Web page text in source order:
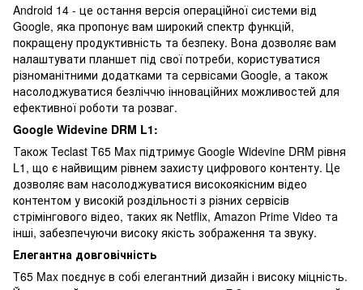
Android 14 - це остання версія операційної системи від
Google, яка пропонує вам широкий спектр функцій,
покращену продуктивність та безпеку. Вона дозволяє вам
налаштувати планшет під свої потреби, користуватися
різноманітними додатками та сервісами Google, а також
насолоджуватися безліччю інноваційних можливостей для
ефективної роботи та розваг.
Google Widevine DRM L1:
Також Teclast T65 Max підтримує Google Widevine DRM рівня
L1, що є найвищим рівнем захисту цифрового контенту. Це
дозволяє вам насолоджуватися високоякісним відео
контентом у високій роздільності з різних сервісів
стрімінгового відео, таких як Netflix, Amazon Prime Video та
інші, забезпечуючи високу якість зображення та звуку.
Елегантна довговічність
T65 Max поєднує в собі елегантний дизайн і високу міцність.